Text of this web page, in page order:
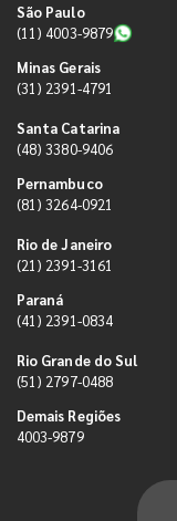
São Paulo
(11) 4003-9879
Minas Gerais
(31) 2391-4791
Santa Catarina
(48) 3380-9406
Pernambuco
(81) 3264-0921
Rio de Janeiro
(21) 2391-3161
Paraná
(41) 2391-0834
Rio Grande do Sul
(51) 2797-0488
Demais Regiões
4003-9879